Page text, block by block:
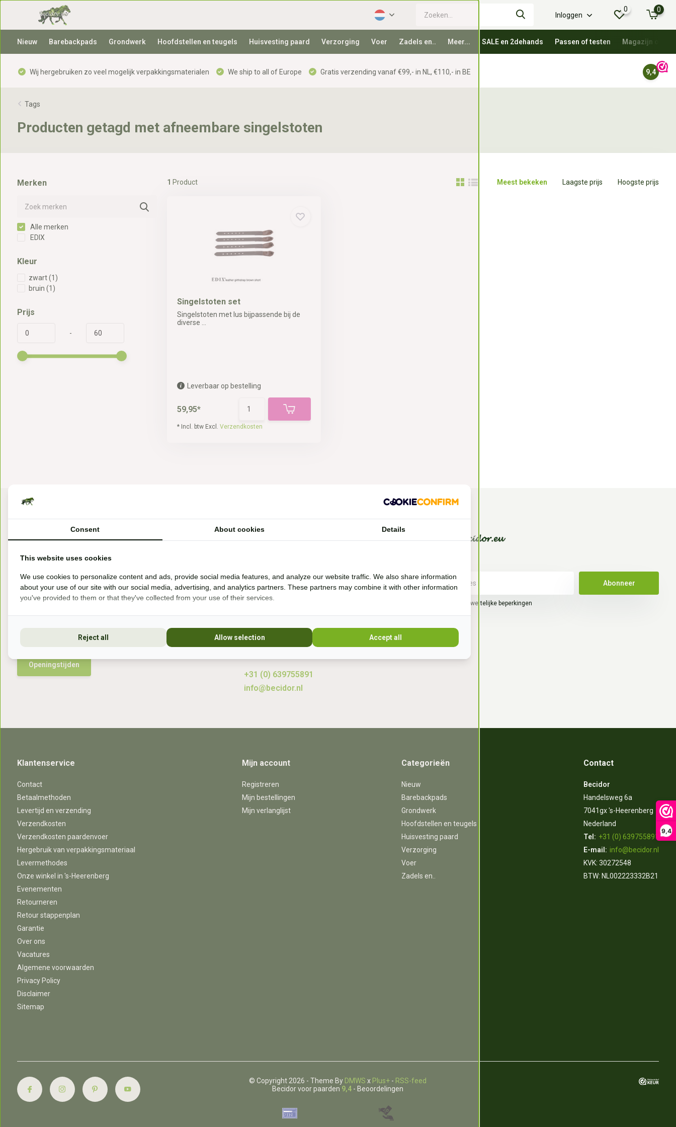
9,4
Inloggen
0 0
Nieuw Barebackpads Grondwerk Hoofdstellen en teugels Huisvesting paard Verzorging Voer Zadels en.. Meer... SALE en 2dehands Passen of testen Magazijn
Wij hergebruiken zo veel mogelijk verpakkingsmaterialen We ship to all of Europe Gratis verzending vanaf €99,- in NL, €110,- in BE 9,4
Tags
Producten getagd met afneembare singelstoten
Merken
Alle merken
EDIX
Kleur
zwart(1)
bruin (1)
Prijs
-
1 Product Meest bekeken Laagste prijs Hoogste prijs
Singelstoten set
Singelstoten met lus bijpassende bij de
diverse ...
Leverbaar op bestelling
59,95*
* Incl. btw Excl. Verzendkosten
Bezoek onze winkel
Handelsweg 6a
7041gx 's-Heerenberg
aan de Duitse grens, aan de A12/A3
Openingstijden
Vragen?
Ik ben het best te bereiken via Whatsapp.
Ik help je graag. Ik probeer veel producten zelf
10 jaar ijzerloos en wonen in een paddock
paradise. Sinds 20
+31 (0) 639755891
info@becidor.nl
Abonneer
* Lees hier de wettelijke beperkingen
Klantenservice
Contact
Betaalmethoden
Levertijd en verzending
Verzendkosten
Verzendkosten paardenvoer
Hergebruik van verpakkingsmateriaal
Levermethodes
Onze winkel in 's-Heerenberg
Evenementen
Retourneren
Retour stappenplan
Garantie
Over ons
Vacatures
Algemene voorwaarden
Privacy Policy
Disclaimer
Sitemap
Mijn account
Registreren
Mijn bestellingen
Mijn verlanglijst
Categorieën
Nieuw
Barebackpads
Grondwerk
Hoofdstellen en teugels
Huisvesting paard
Verzorging
Voer
Zadels en..
Contact
Becidor
Handelsweg 6a
7041gx 's-Heerenberg
Nederland
Tel: +31 (0) 639755891
E-mail: info@becidor.nl
KVK: 30272548
BTW: NL002223332B21
© Copyright 2026 - Theme By DMWS x Plus+ - RSS-feed
Becidor voor paarden 9,4 - Beoordelingen
Consent About cookies Details
This website uses cookies
We use cookies to personalize content and ads, provide social media features, and analyze our website traffic. We also share information
about your use of our site with our social media, advertising, and analytics partners. These partners may combine it with other information
you've provided to them or that they've collected from your use of their services.
Reject all Allow selection Accept all